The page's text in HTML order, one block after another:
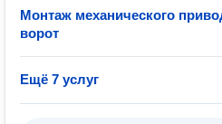
Монтаж механического
ворот
Ещё 7 услуг